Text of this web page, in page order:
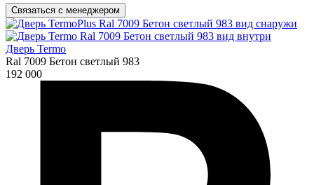
Связаться с менеджером
Дверь Termo
Ral 7009 Бетон светлый 983
192 000